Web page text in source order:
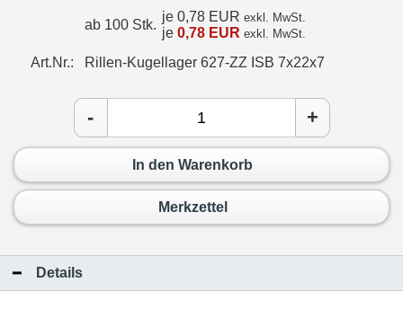
ab 100 Stk.
je 0,78 EUR exkl. MwSt.
je 0,78 EUR exkl. MwSt.
Art.Nr.: Rillen-Kugellager 627-ZZ ISB 7x22x7
- +
In den Warenkorb
Merkzettel
Details